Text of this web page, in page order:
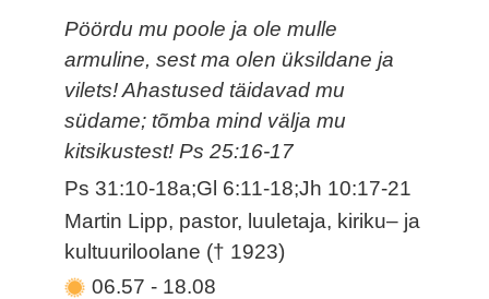
Pöördu mu poole ja ole mulle
armuline, sest ma olen üksildane ja
vilets! Ahastused täidavad mu
südame; tõmba mind välja mu
kitsikustest! Ps 25:16-17
Ps 31:10-18a;Gl 6:11-18;Jh 10:17-21
Martin Lipp, pastor, luuletaja, kiriku– ja
kultuuriloolane († 1923)
06.57- 18.08